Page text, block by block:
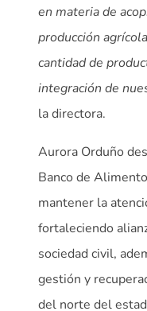
en materia de
producción
cantidad de
integración de
la directora.
Aurora Orduño
Banco de
mantener la
fortaleciendo
sociedad civil,
gestión y
del norte del